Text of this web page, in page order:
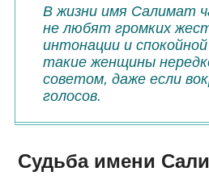
В жизни имя Салимат
не любят громких
интонации и
такие женщины
советом, даже если
голосов.
Судьба имени